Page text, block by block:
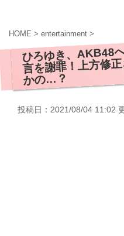
HOME > entertainment >
ひろゆき、AKB48
言を謝罪！上方修
かの…？
投稿日：2021/08/04 11:02